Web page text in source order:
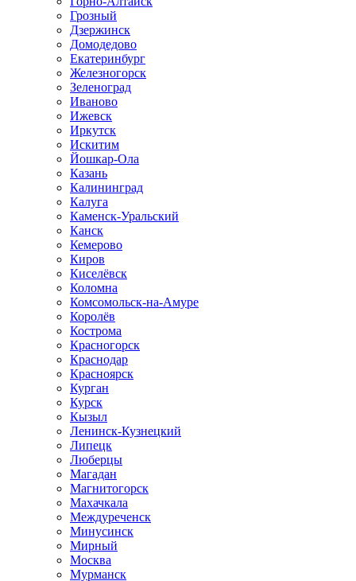
Грозный
Дзержинск
Домодедово
Екатеринбург
Железногорск
Зеленоград
Иваново
Ижевск
Иркутск
Искитим
Йошкар-Ола
Казань
Калининград
Калуга
Каменск-Уральский
Канск
Кемерово
Киров
Киселёвск
Коломна
Комсомольск-на-Амуре
Королёв
Кострома
Красногорск
Краснодар
Красноярск
Курган
Курск
Кызыл
Ленинск-Кузнецкий
Липецк
Люберцы
Магадан
Магнитогорск
Махачкала
Междуреченск
Минусинск
Мирный
Москва
Мурманск